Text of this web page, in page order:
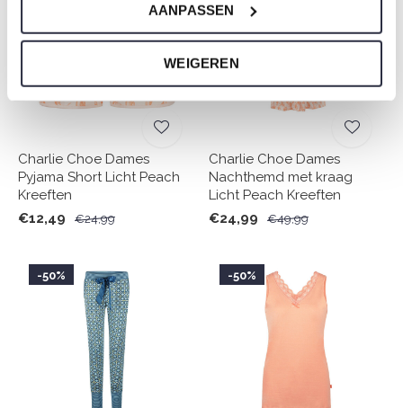
AANPASSEN
WEIGEREN
Charlie Choe Dames
Pyjama Short Licht Peach
Kreeften
€12,49
€24,99
Charlie Choe Dames
Nachthemd met kraag
Licht Peach Kreeften
€24,99
€49,99
-50% -50%